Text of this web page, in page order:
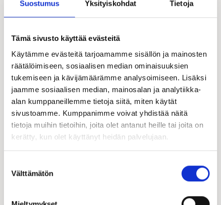
Suostumus Yksityiskohdat Tietoja
Tämä sivusto käyttää evästeitä
Käytämme evästeitä tarjoamamme sisällön ja mainosten
räätälöimiseen, sosiaalisen median ominaisuuksien
tukemiseen ja kävijämäärämme analysoimiseen. Lisäksi
jaamme sosiaalisen median, mainosalan ja analytiikka-
alan kumppaneillemme tietoja siitä, miten käytät
sivustoamme. Kumppanimme voivat yhdistää näitä
tietoja muihin tietoihin, joita olet antanut heille tai joita on
kerätty, kun olet käyttänyt heidän palvelujaan.
valinta
Välttämätön